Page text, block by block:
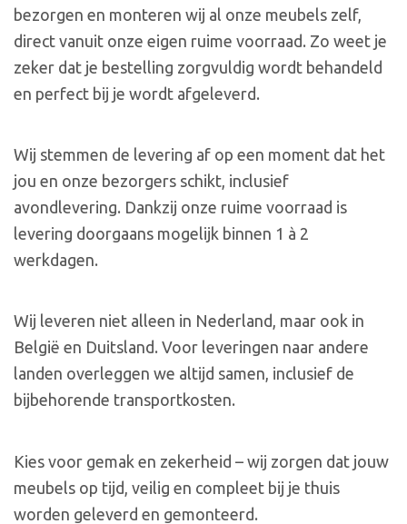
bezorgen en monteren wij al onze meubels zelf,
direct vanuit onze eigen ruime voorraad. Zo weet je
zeker dat je bestelling zorgvuldig wordt behandeld
en perfect bij je wordt afgeleverd.
Wij stemmen de levering af op een moment dat het
jou en onze bezorgers schikt, inclusief
avondlevering. Dankzij onze ruime voorraad is
levering doorgaans mogelijk binnen 1 à 2
werkdagen.
Wij leveren niet alleen in Nederland, maar ook in
België en Duitsland. Voor leveringen naar andere
landen overleggen we altijd samen, inclusief de
bijbehorende transportkosten.
Kies voor gemak en zekerheid – wij zorgen dat jouw
meubels op tijd, veilig en compleet bij je thuis
worden geleverd en gemonteerd.